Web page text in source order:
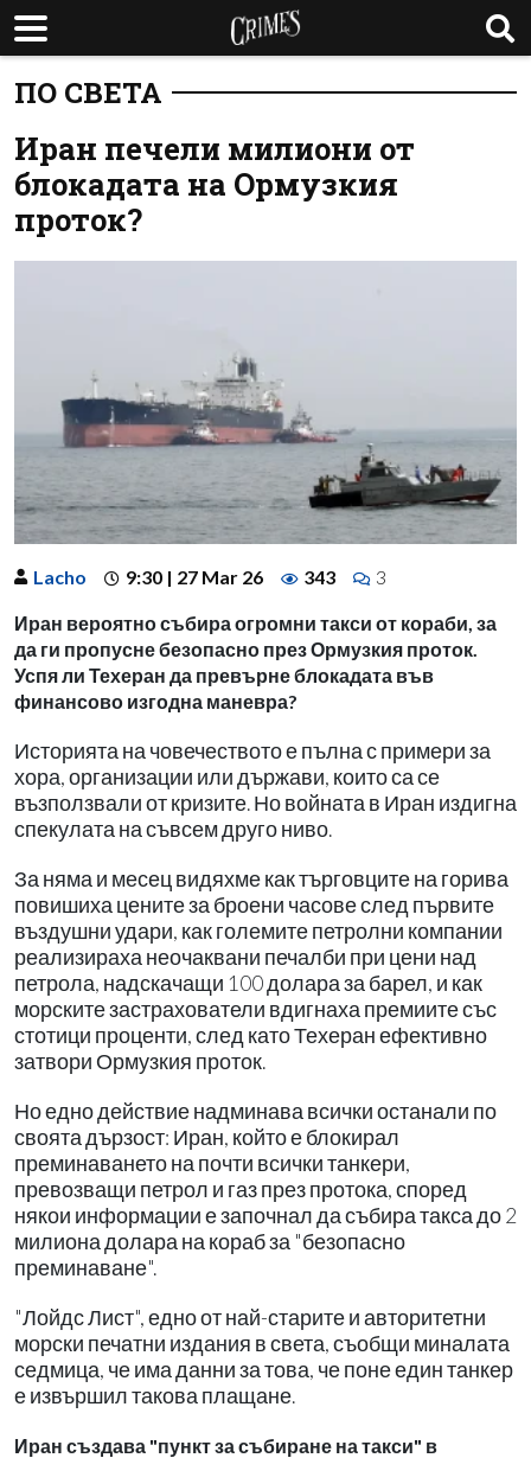
ПО СВЕТА
Иран печели милиони от
блокадата на Ормузкия
проток?
Lacho 9:30 | 27 Mar 26 343 3
Иран вероятно събира огромни такси от кораби, за
да ги пропусне безопасно през Ормузкия проток.
Успя ли Техеран да превърне блокадата във
финансово изгодна маневра?
Историята на човечеството е пълна с примери за
хора, организации или държави, които са се
възползвали от кризите. Но войната в Иран издигна
спекулата на съвсем друго ниво.
За няма и месец видяхме как търговците на горива
повишиха цените за броени часове след първите
въздушни удари, как големите петролни компании
реализираха неочаквани печалби при цени над
петрола, надскачащи 100 долара за барел, и как
морските застрахователи вдигнаха премиите със
стотици проценти, след като Техеран ефективно
затвори Ормузкия проток.
Но едно действие надминава всички останали по
своята дързост: Иран, който е блокирал
преминаването на почти всички танкери,
превозващи петрол и газ през протока, според
някои информации е започнал да събира такса до 2
милиона долара на кораб за "безопасно
преминаване".
"Лойдс Лист", едно от най-старите и авторитетни
морски печатни издания в света, съобщи миналата
седмица, че има данни за това, че поне един танкер
е извършил такова плащане.
Иран създава "пункт за събиране на такси" в